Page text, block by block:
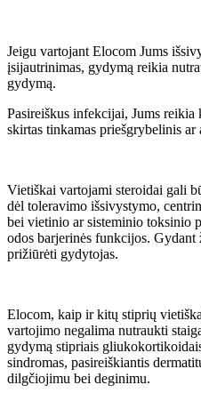
Jeigu vartojant Elocom Jums
įsijautrinimas, gydymą reikia
gydymą.
Pasireiškus infekcijai, Jums
skirtas tinkamas priešgrybelinis
Vietiškai vartojami steroidai gali
dėl toleravimo išsivystymo,
bei vietinio ar sisteminio toksinio
odos barjerinės funkcijos.
prižiūrėti gydytojas.
Elocom, kaip ir kitų stiprių
vartojimo negalima nutraukti
gydymą stipriais
sindromas, pasireiškiantis
dilgčiojimu bei deginimu.